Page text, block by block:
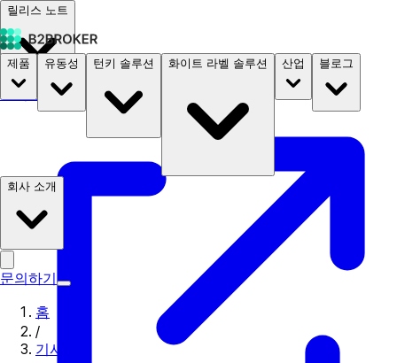
릴리스 노트
문서 요금B2STORE
제품 유동성 턴키 솔루션 화이트 라벨 솔루션 산업 블로그
회사 소개
문의하기
홈
/
기사